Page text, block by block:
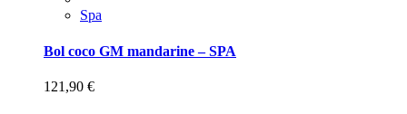
Spa
Bol coco GM mandarine – SPA
121,90 €